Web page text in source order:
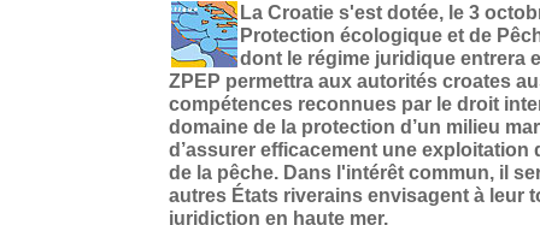
La Croatie s'est dotée, le 3
Protection écologique et de
dont le régime juridique entrera
ZPEP permettra aux autorités croates
compétences reconnues par le droit
domaine de la protection d’un milieu
d’assurer efficacement une
de la pêche. Dans l'intérêt commun, il
autres États riverains envisagent à leur
juridiction en haute mer.